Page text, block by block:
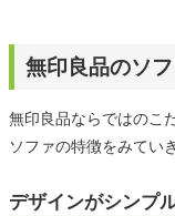
無印良品のソ
無印良品ならではのこ
ソファの特徴をみてい
デザインがシンプ